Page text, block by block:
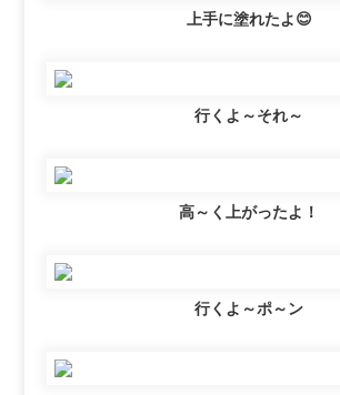
上手に塗れたよ😊
行くよ～それ～
高～く上がったよ！
行くよ～ポ～ン